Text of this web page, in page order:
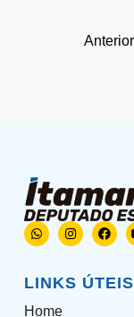
Anterior
LINKS ÚTEIS
Home